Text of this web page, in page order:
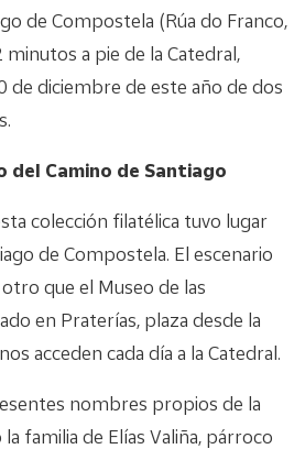
de Compostela (Rúa do Franco,
minutos a pie de la Catedral,
de diciembre de este año de dos
del Camino de Santiago
colección filatélica tuvo lugar
de Compostela. El escenario
que el Museo de las
en Praterías, plaza desde la
acceden cada día a la Catedral.
nombres propios de la
familia de Elías Valiña, párroco